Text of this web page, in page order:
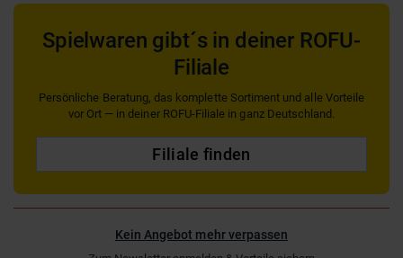
Spielwaren gibt´s in deiner ROFU-
Filiale
Persönliche Beratung, das komplette Sortiment und alle Vorteile
vor Ort — in deiner ROFU-Filiale in ganz Deutschland.
Filiale finden
Kein Angebot mehr verpassen